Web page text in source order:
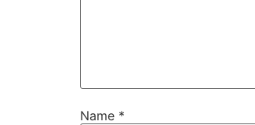
Name *